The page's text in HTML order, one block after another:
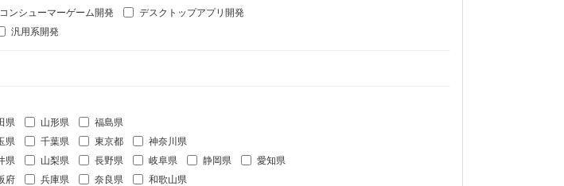
コンシューマーゲーム開発
デスクトップアプリ開発
汎用系開発
県 山形県
福島県
県 千葉県 東京都
神奈川県
県 山梨県 長野県 岐阜県 静岡県
愛知県
府 兵庫県 奈良県
和歌山県